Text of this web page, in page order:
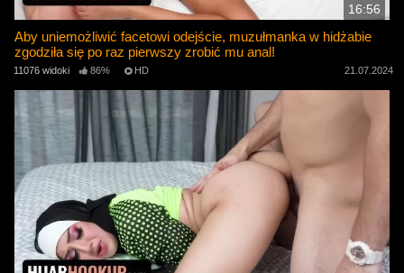
16:56
Aby uniemożliwić facetowi odejście, muzułmanka w hidżabie
zgodziła się po raz pierwszy zrobić mu anal!
11076 widoki 86% HD 21.07.2024